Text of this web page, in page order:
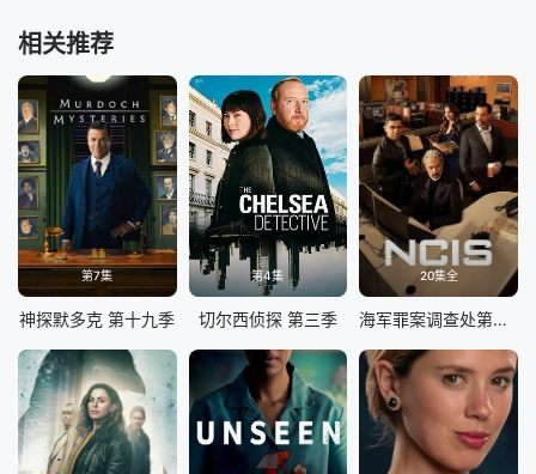
相关推荐
第7集
神探默多克 第十九季
第4集
切尔西侦探 第三季
20集全
海军罪案调查处第二十三季